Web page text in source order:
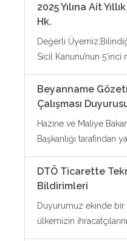
2025 Yılına Ait
Hk.
Değerli
Sicil Kanunu’nun 5’inci
Beyanname
Çalışması
Hazine ve Maliye
Başkanlığı tarafından
DTÖ Ticarette
Bildirimleri
Duyurumuz ekinde bir
ülkemizin